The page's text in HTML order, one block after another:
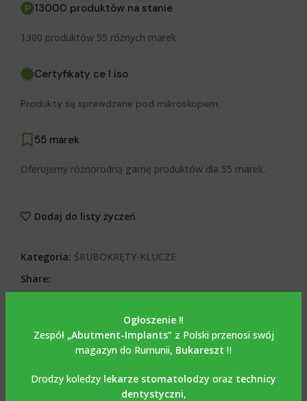
Ogłoszenie ‼️
Zespół „Abutment-Implants”z Polski przenosi swój
magazyn do Rumunii, Bukareszt ‼️
Drodzy koledzy lekarze stomatolodzy oraz technicy
dentystyczni,
13000 produktów na stanie
1300 produktów 55 różnych marek
Certyfikaty ce I iso
Produkty są sprawdzane pod mikroskopem.
55 marek
Oferujemy różnorodną gamę produktów dla 55 marek.
Dodaj do listy życzeń
Kategoria: ŚRUBOKRĘTY-KLUCZE
Share:
Opis
SOFT TISSUE LEVEL RN SYSTEM®️